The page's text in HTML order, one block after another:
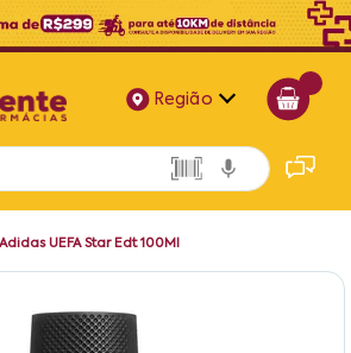
Região
Alagoas
Bahia
UEFA Star Edt 100Ml